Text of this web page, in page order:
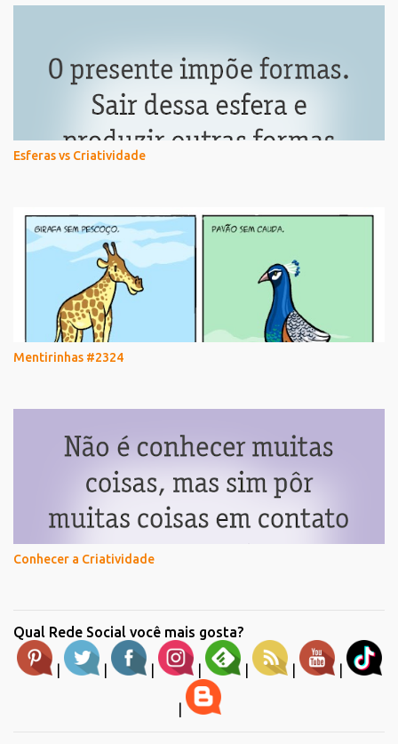
Esferas vs Criatividade
Mentirinhas #2324
Conhecer a Criatividade
Qual Rede Social você mais gosta?
| | | | | | |